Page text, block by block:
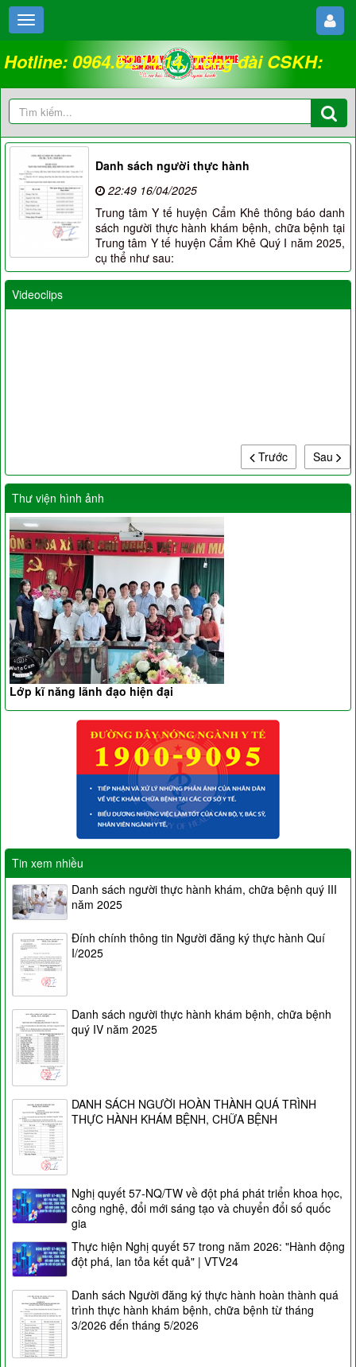
Hotline: 0964.62.14.14. Tổng đài CSKH:
18008262
Danh sách người thực hành
22:49 16/04/2025
Trung tâm Y tế huyện Cẩm Khê thông báo danh
sách người thực hành khám bệnh, chữa bệnh tại
Trung tâm Y tế huyện Cẩm Khê Quý I năm 2025,
cụ thể như sau:
Videoclips
Sau
Trước
Thư viện hình ảnh
Lớp kĩ năng lãnh đạo hiện đại
Tin xem nhiều
Danh sách người thực hành khám, chữa bệnh quý III
năm 2025
Đính chính thông tin Người đăng ký thực hành Quí
I/2025
Danh sách người thực hành khám bệnh, chữa bệnh
quý IV năm 2025
DANH SÁCH NGƯỜI HOÀN THÀNH QUÁ TRÌNH
THỰC HÀNH KHÁM BỆNH, CHỮA BỆNH
Nghị quyết 57-NQ/TW về đột phá phát triển khoa học,
công nghệ, đổi mới sáng tạo và chuyển đổi số quốc
gia
Thực hiện Nghị quyết 57 trong năm 2026: "Hành động
đột phá, lan tỏa kết quả" | VTV24
Danh sách Người đăng ký thực hành hoàn thành quá
trình thực hành khám bệnh, chữa bệnh từ tháng
3/2026 đến tháng 5/2026